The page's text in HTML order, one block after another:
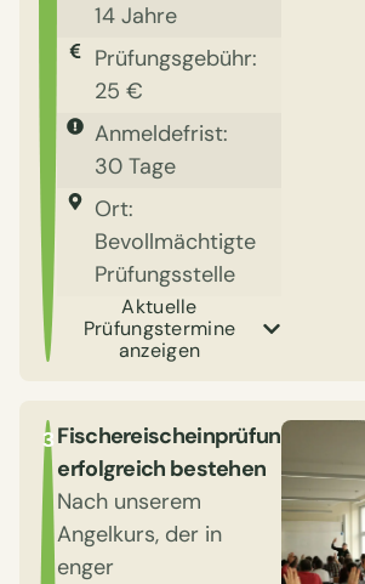
14 Jahre
Prüfungsgebühr:
25 €
Anmeldefrist:
30 Tage
Ort:
Bevollmächtigte
Prüfungsstelle
Aktuelle
Prüfungstermine
anzeigen
3 Fischereischeinprüfung
erfolgreich bestehen
Nach unserem
Angelkurs, der in
enger